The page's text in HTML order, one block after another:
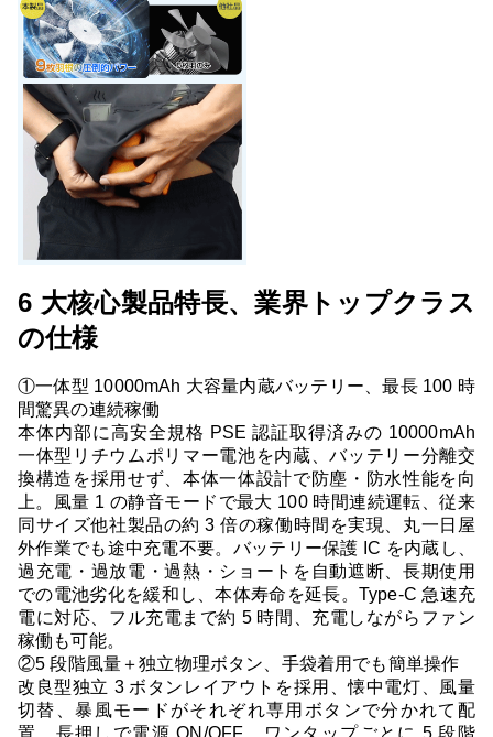
6 大核心製品特長、業界トップクラス
の仕様
①一体型 10000mAh 大容量内蔵バッテリー、最長 100 時
間驚異の連続稼働
本体内部に高安全規格 PSE 認証取得済みの 10000mAh
一体型リチウムポリマー電池を内蔵、バッテリー分離交
換構造を採用せず、本体一体設計で防塵・防水性能を向
上。風量 1 の静音モードで最大 100 時間連続運転、従来
同サイズ他社製品の約 3 倍の稼働時間を実現、丸一日屋
外作業でも途中充電不要。バッテリー保護 IC を内蔵し、
過充電・過放電・過熱・ショートを自動遮断、長期使用
での電池劣化を緩和し、本体寿命を延長。Type-C 急速充
電に対応、フル充電まで約 5 時間、充電しながらファン
稼働も可能。
②5 段階風量＋独立物理ボタン、手袋着用でも簡単操作
改良型独立 3 ボタンレイアウトを採用、懐中電灯、風量
切替、暴風モードがそれぞれ専用ボタンで分かれて配